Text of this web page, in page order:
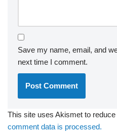
Save my name, email, and
next time I comment.
This site uses Akismet to
comment data is processed.